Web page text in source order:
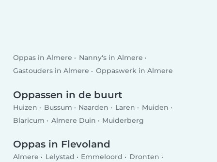
Oppas in Almere
Nanny's in Almere
Gastouders in Almere
Oppaswerk in Almere
Oppassen in de buurt
Huizen Bussum Naarden Laren
Muiden
Blaricum
Almere Duin Muiderberg
Oppas in Flevoland
Almere Lelystad Emmeloord
Dronten